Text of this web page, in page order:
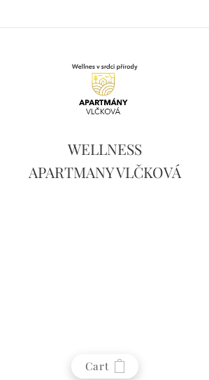
WELLNESS
APARTMANY VLČKOVÁ
Cart